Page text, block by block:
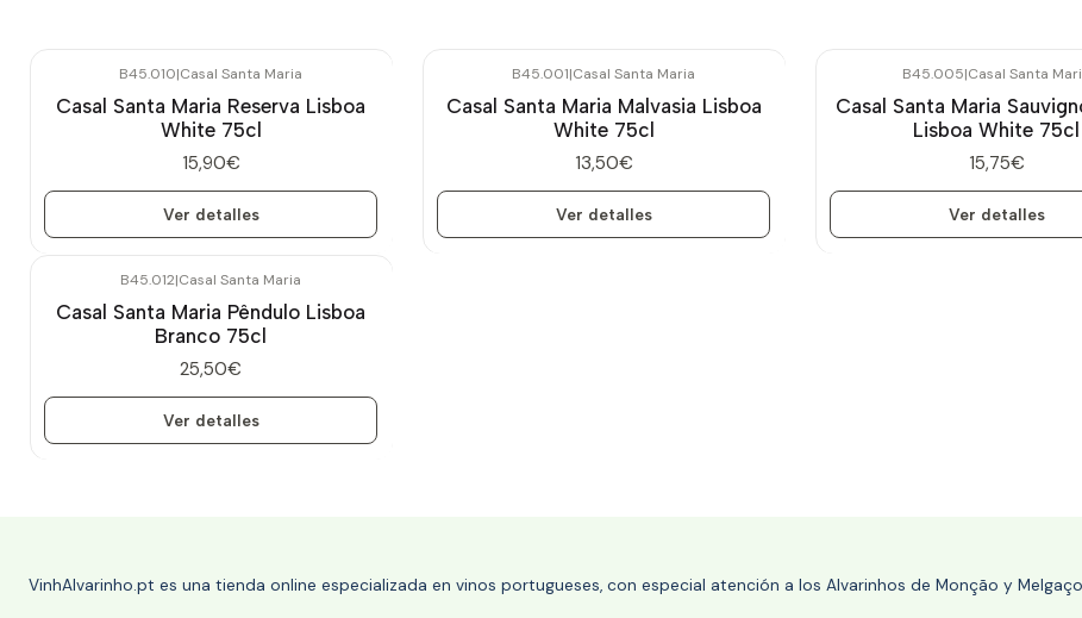
B45.010|Casal Santa Maria
Casal Santa Maria Reserva Lisboa
White 75cl
15,90€
Ver detalles
B45.001|Casal Santa Maria
Casal Santa Maria Malvasia Lisboa
White 75cl
13,50€
Ver detalles
B45.005|Casal Santa
Casal Santa Maria
Lisboa White 75cl
15,75€
Ver detalles
B45.012|Casal Santa Maria
Casal Santa Maria Pêndulo Lisboa
Branco 75cl
25,50€
Ver detalles
VinhAlvarinho.pt es una tienda online especializada en vinos portugueses, con especial atención a los Alvarinhos de Monção y